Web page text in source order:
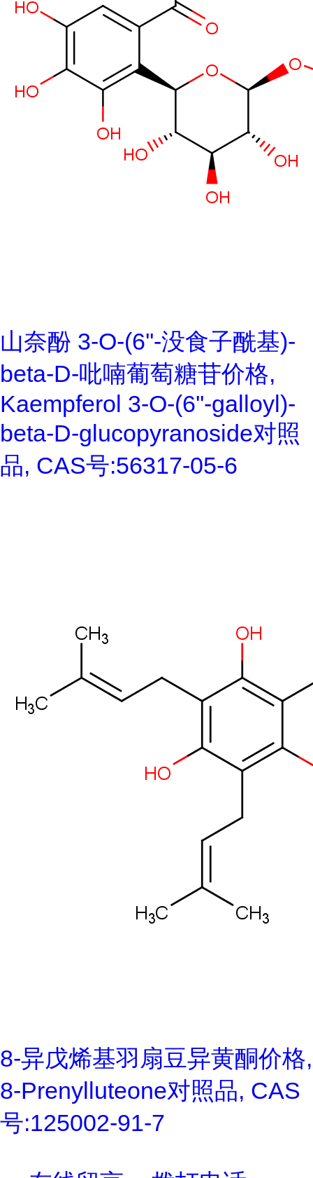
山奈酚 3-O-(6''-没食子酰基)-
beta-D-吡喃葡萄糖苷价格,
Kaempferol 3-O-(6''-galloyl)-
beta-D-glucopyranoside对照
品, CAS号:56317-05-6
8-异戊烯基羽扇豆异黄酮价格,
8-Prenylluteone对照品, CAS
号:125002-91-7